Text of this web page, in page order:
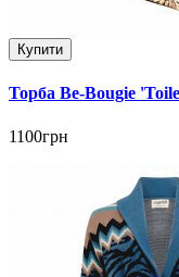
Купити
Торба Be-Bougie
1100грн